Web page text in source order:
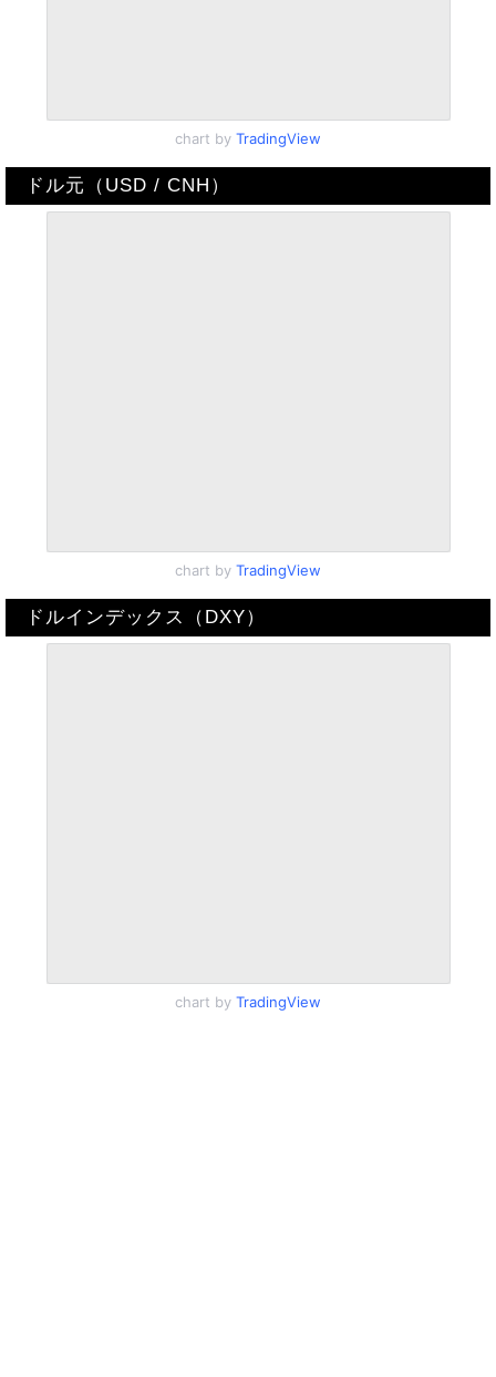
chart by TradingView
ドル元（USD / CNH）
chart by TradingView
ドルインデックス（DXY）
chart by TradingView